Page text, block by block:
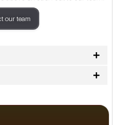
our team